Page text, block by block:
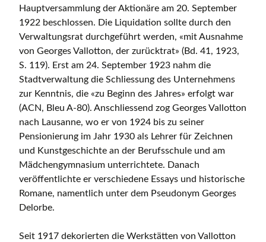
Hauptversammlung der Aktionäre am 20. September
1922 beschlossen. Die Liquidation sollte durch den
Verwaltungsrat durchgeführt werden, «mit Ausnahme
von Georges Vallotton, der zurücktrat» (Bd. 41, 1923,
S. 119). Erst am 24. September 1923 nahm die
Stadtverwaltung die Schliessung des Unternehmens
zur Kenntnis, die «zu Beginn des Jahres» erfolgt war
(ACN, Bleu A-80). Anschliessend zog Georges Vallotton
nach Lausanne, wo er von 1924 bis zu seiner
Pensionierung im Jahr 1930 als Lehrer für Zeichnen
und Kunstgeschichte an der Berufsschule und am
Mädchengymnasium unterrichtete. Danach
veröffentlichte er verschiedene Essays und historische
Romane, namentlich unter dem Pseudonym Georges
Delorbe.
Seit 1917 dekorierten die Werkstätten von Vallotton